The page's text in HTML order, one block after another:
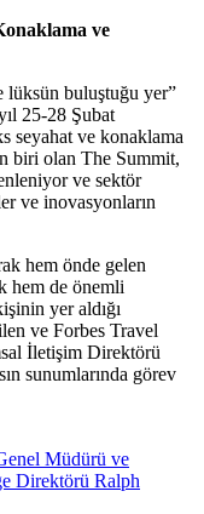
ve
lüksün buluştuğu yer”
25-28 Şubat
seyahat ve konaklama
biri olan The Summit,
ve sektör
ve inovasyonların
hem önde gelen
hem de önemli
yer aldığı
ve Forbes Travel
İletişim Direktörü
sunumlarında görev
Müdürü ve
Direktörü Ralph